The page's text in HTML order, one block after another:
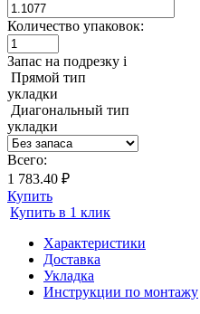
Количество упаковок:
Запас на подрезку i
Прямой тип
укладки
Диагональный тип
укладки
Всего:
1 783.40 ₽
Купить
Купить в 1 клик
Характеристики
Доставка
Укладка
Инструкции по монтажу